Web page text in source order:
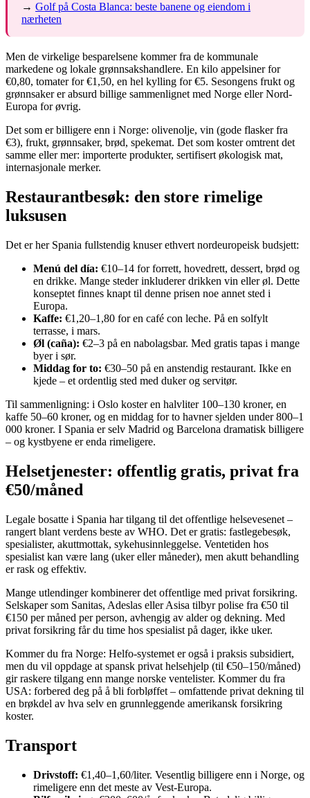
→ Golf på Costa Blanca: beste banene og eiendom i
nærheten
Men de virkelige besparelsene kommer fra de kommunale
markedene og lokale grønnsakshandlere. En kilo appelsiner for
€0,80, tomater for €1,50, en hel kylling for €5. Sesongens frukt og
grønnsaker er absurd billige sammenlignet med Norge eller Nord-
Europa for øvrig.
Det som er billigere enn i Norge: olivenolje, vin (gode flasker fra
€3), frukt, grønnsaker, brød, spekemat. Det som koster omtrent det
samme eller mer: importerte produkter, sertifisert økologisk mat,
internasjonale merker.
Restaurantbesøk: den store rimelige
luksusen
Det er her Spania fullstendig knuser ethvert nordeuropeisk budsjett:
Menú del día: €10–14 for forrett, hovedrett, dessert, brød og
en drikke. Mange steder inkluderer drikken vin eller øl. Dette
konseptet finnes knapt til denne prisen noe annet sted i
Europa.
Kaffe: €1,20–1,80 for en café con leche. På en solfylt
terrasse, i mars.
Øl (caña): €2–3 på en nabolagsbar. Med gratis tapas i mange
byer i sør.
Middag for to: €30–50 på en anstendig restaurant. Ikke en
kjede – et ordentlig sted med duker og servitør.
Til sammenligning: i Oslo koster en halvliter 100–130 kroner, en
kaffe 50–60 kroner, og en middag for to havner sjelden under 800–1
000 kroner. I Spania er selv Madrid og Barcelona dramatisk billigere
– og kystbyene er enda rimeligere.
Helsetjenester: offentlig gratis, privat fra
€50/måned
Legale bosatte i Spania har tilgang til det offentlige helsevesenet –
rangert blant verdens beste av WHO. Det er gratis: fastlegebesøk,
spesialister, akuttmottak, sykehusinnleggelse. Ventetiden hos
spesialist kan være lang (uker eller måneder), men akutt behandling
er rask og effektiv.
Mange utlendinger kombinerer det offentlige med privat forsikring.
Selskaper som Sanitas, Adeslas eller Asisa tilbyr polise fra €50 til
€150 per måned per person, avhengig av alder og dekning. Med
privat forsikring får du time hos spesialist på dager, ikke uker.
Kommer du fra Norge: Helfo-systemet er også i praksis subsidiert,
men du vil oppdage at spansk privat helsehjelp (til €50–150/måned)
gir raskere tilgang enn mange norske ventelister. Kommer du fra
USA: forbered deg på å bli forbløffet – omfattende privat dekning til
en brøkdel av hva selv en grunnleggende amerikansk forsikring
koster.
Transport
Drivstoff: €1,40–1,60/liter. Vesentlig billigere enn i Norge, og
rimeligere enn det meste av Vest-Europa.